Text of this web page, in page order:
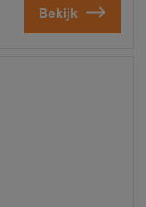
Bekijk